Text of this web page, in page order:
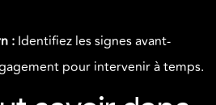
: Identifiez les signes avant-
pour intervenir à temps.